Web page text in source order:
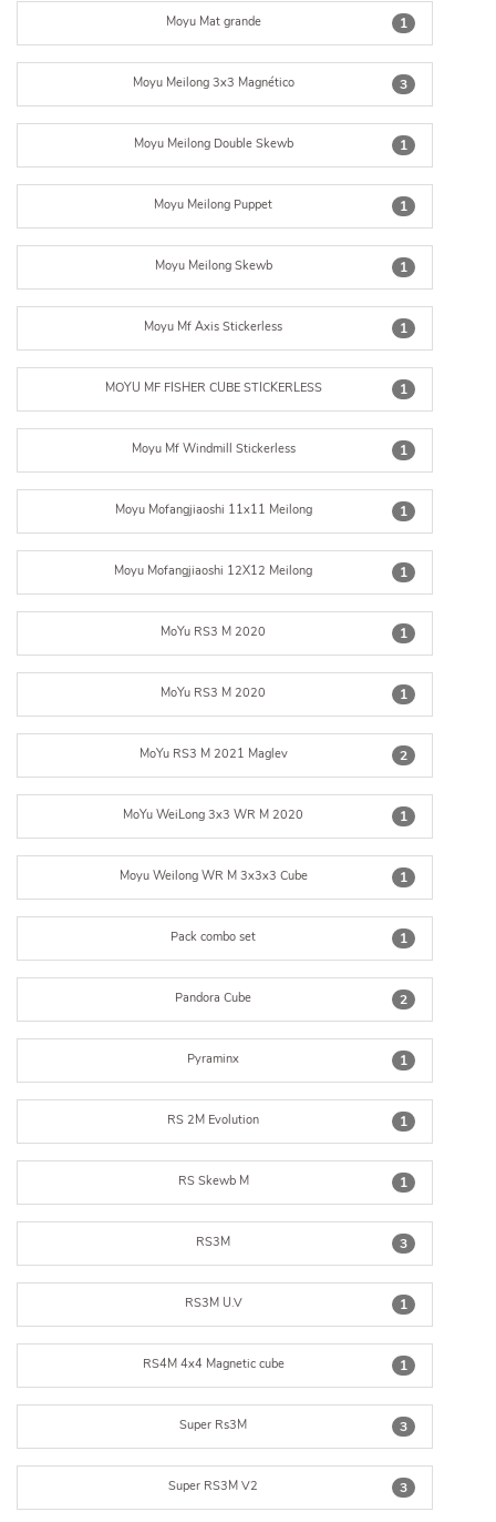
1
Moyu Mat grande
3
Moyu Meilong 3x3 Magnético
1
Moyu Meilong Double Skewb
1
Moyu Meilong Puppet
1
Moyu Meilong Skewb
1
Moyu Mf Axis Stickerless
1
MOYU MF FISHER CUBE STICKERLESS
1
Moyu Mf Windmill Stickerless
1
Moyu Mofangjiaoshi 11x11 Meilong
1
Moyu Mofangjiaoshi 12X12 Meilong
1
MoYu RS3 M 2020
1
MoYu RS3 M 2020
2
MoYu RS3 M 2021 Maglev
1
MoYu WeiLong 3x3 WR M 2020
1
Moyu Weilong WR M 3x3x3 Cube
1
Pack combo set
2
Pandora Cube
1
Pyraminx
1
RS 2M Evolution
1
RS Skewb M
3
RS3M
1
RS3M U.V
1
RS4M 4x4 Magnetic cube
3
Super Rs3M
3
Super RS3M V2